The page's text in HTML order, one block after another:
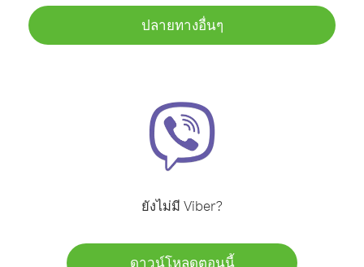
ปลายทางอื่นๆ
ยังไม่มี Viber?
ดาวน์โหลดตอนนี้